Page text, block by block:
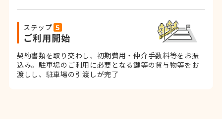
ステップ
ご利用開始
契約書類を取り交わし、初期費用・仲介手数料等をお振
込み。駐車場のご利用に必要となる鍵等の貸与物等をお
渡しし、駐車場の引渡しが完了